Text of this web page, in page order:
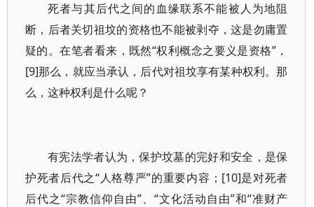
死者与其后代之间的血缘联系不能被人为地阻
断，后者关切祖坟的资格也不能被剥夺，这是勿庸置
疑的。在笔者看来，既然“权利概念之要义是资格”，
[9]那么，就应当承认，后代对祖坟享有某种权利。那
么，这种权利是什么呢？
有宪法学者认为，保护坟墓的完好和安全，是保
护死者后代之“人格尊严”的重要内容；[10]是对死者
后代之“宗教信仰自由”、“文化活动自由”和“准财产